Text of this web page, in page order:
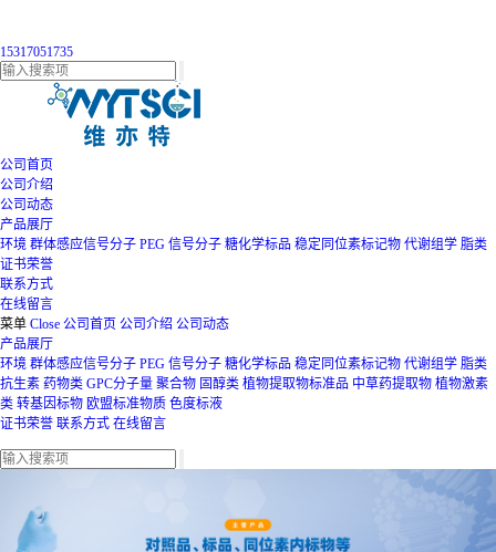
15317051735
公司首页
公司介绍
公司动态
产品展厅
环境 群体感应信号分子 PEG 信号分子 糖化学标品 稳定同位素标记物 代谢组学 脂类
证书荣誉
联系方式
在线留言
菜单 Close 公司首页 公司介绍 公司动态
产品展厅
环境 群体感应信号分子 PEG 信号分子 糖化学标品 稳定同位素标记物 代谢组学 脂类
抗生素 药物类 GPC分子量 聚合物 固醇类 植物提取物标准品 中草药提取物 植物激素
类 转基因标物 欧盟标准物质 色度标液
证书荣誉 联系方式 在线留言